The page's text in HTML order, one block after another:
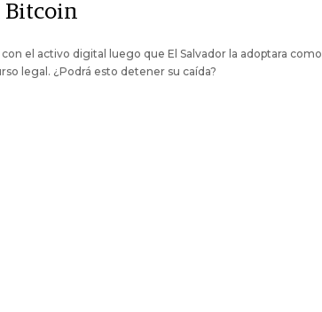
Bitcoin
el activo digital luego que El Salvador la adoptara como
legal. ¿Podrá esto detener su caída?